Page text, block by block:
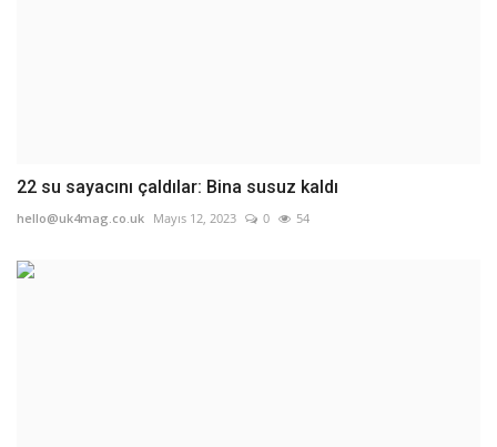
22 su sayacını çaldılar: Bina susuz kaldı
hello@uk4mag.co.uk Mayıs 12, 2023 0 54